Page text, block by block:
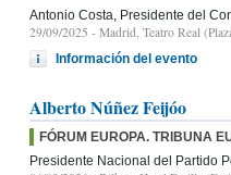
Antonio Costa, Presidente del
29/09/2025 - Madrid, Teatro Real
Información del evento
Alberto Núñez Feijóo
FÓRUM EUROPA. TRIBUNA
Presidente Nacional del Partido